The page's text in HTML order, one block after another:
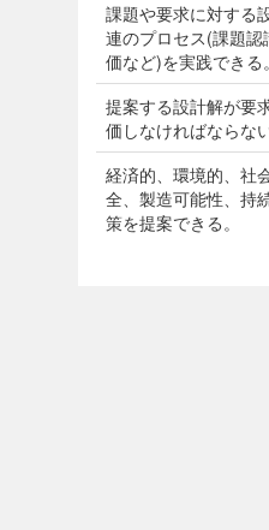
課題や要求に対する
連のプロセス(課題
価など)を実践できる。
提案する設計解が要
価しなければならな
経済的、環境的、社
全、製造可能性、持
策を提案できる。